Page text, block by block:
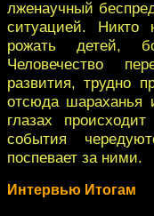
лженаучный
ситуацией.
рожать детей,
Человечество
развития, трудно
отсюда шараханья
глазах
события
поспевает за ними.
Интервью Итогам